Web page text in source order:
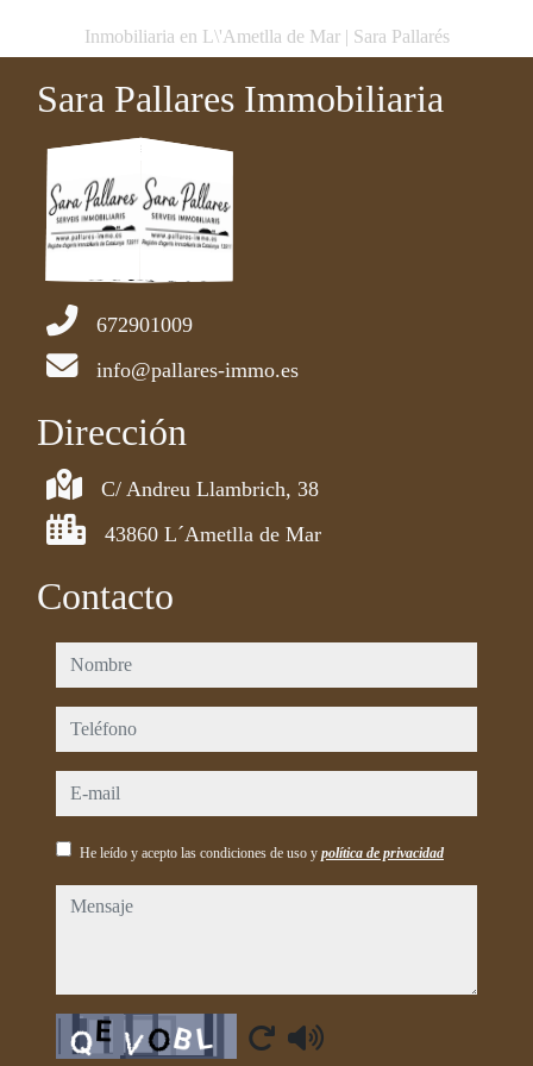
Inmobiliaria en L\'Ametlla de Mar | Sara Pallarés
Sara Pallares Immobiliaria
672901009
info@pallares-immo.es
Dirección
C/ Andreu Llambrich, 38
43860 L´Ametlla de Mar
Contacto
nombre
teléfono
e-mail
He leído y acepto las condiciones de uso y política de privacidad
mensaje
Captcha